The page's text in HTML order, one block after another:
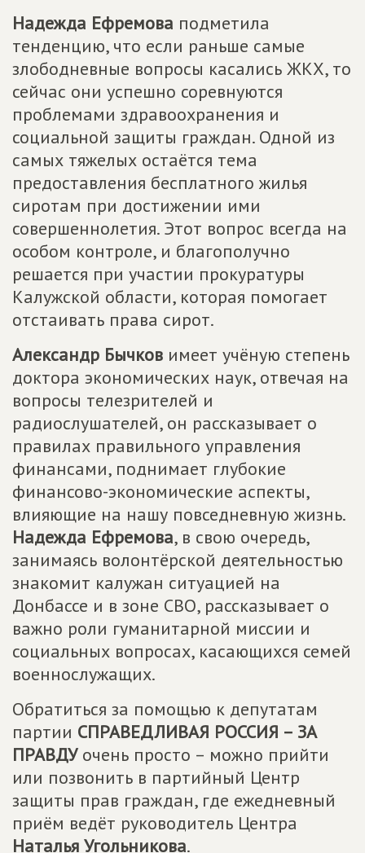
Надежда Ефремова подметила
тенденцию, что если раньше самые
злободневные вопросы касались ЖКХ, то
сейчас они успешно соревнуются
проблемами здравоохранения и
социальной защиты граждан. Одной из
самых тяжелых остаётся тема
предоставления бесплатного жилья
сиротам при достижении ими
совершеннолетия. Этот вопрос всегда на
особом контроле, и благополучно
решается при участии прокуратуры
Калужской области, которая помогает
отстаивать права сирот.
Александр Бычков имеет учёную степень
доктора экономических наук, отвечая на
вопросы телезрителей и
радиослушателей, он рассказывает о
правилах правильного управления
финансами, поднимает глубокие
финансово-экономические аспекты,
влияющие на нашу повседневную жизнь.
Надежда Ефремова, в свою очередь,
занимаясь волонтёрской деятельностью
знакомит калужан ситуацией на
Донбассе и в зоне СВО, рассказывает о
важно роли гуманитарной миссии и
социальных вопросах, касающихся семей
военнослужащих.
Обратиться за помощью к депутатам
партии СПРАВЕДЛИВАЯ РОССИЯ – ЗА
ПРАВДУочень просто – можно прийти
или позвонить в партийный Центр
защиты прав граждан, где ежедневный
приём ведёт руководитель Центра
Наталья Угольникова.